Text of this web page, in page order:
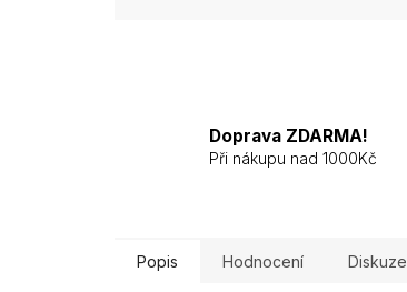
Doprava ZDARMA!
Při nákupu nad 1000Kč
Popis Hodnocení Diskuze